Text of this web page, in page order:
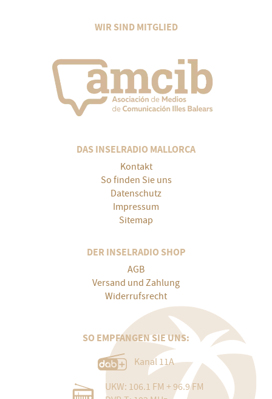
WIR SIND MITGLIED
DAS INSELRADIO MALLORCA
Kontakt
So finden Sie uns
Datenschutz
Impressum
Sitemap
DER INSELRADIO SHOP
AGB
Versand und Zahlung
Widerrufsrecht
SO EMPFANGEN SIE UNS:
Kanal 11A
UKW: 106.1 FM + 96.9 FM